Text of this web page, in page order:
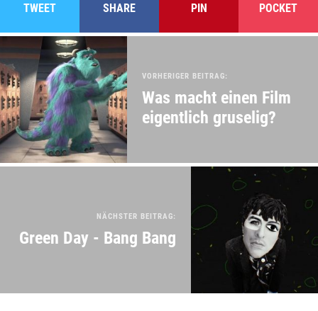
TWEET SHARE PIN POCKET
VORHERIGER BEITRAG:
Was macht einen Film
eigentlich gruselig?
NÄCHSTER BEITRAG:
Green Day - Bang Bang